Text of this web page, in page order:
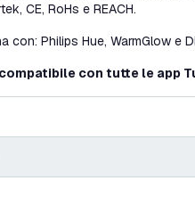
CE, RoHs e REACH.
con: Philips Hue, WarmGlow e
con tutte le app